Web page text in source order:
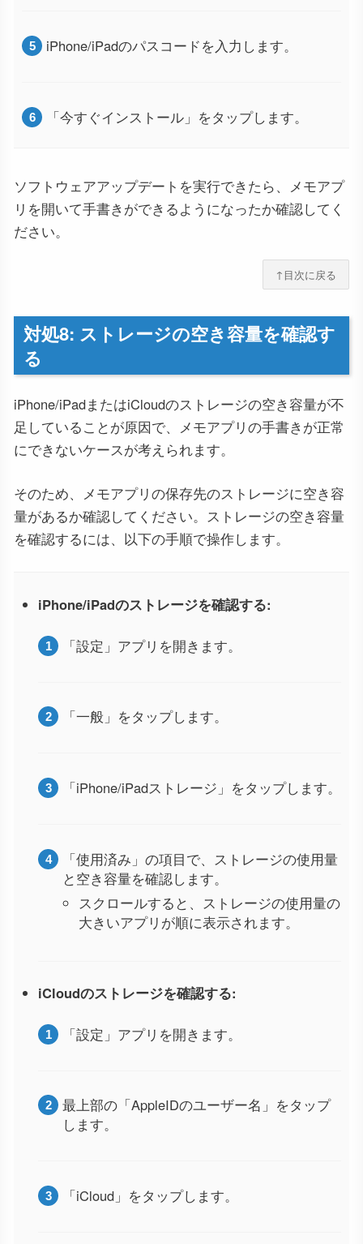
iPhone/iPadのパスコードを入力します。
「今すぐインストール」をタップします。
ソフトウェアアップデートを実行できたら、メモアプ
リを開いて手書きができるようになったか確認してく
ださい。
↑目次に戻る
対処8: ストレージの空き容量を確認す
る
iPhone/iPadまたはiCloudのストレージの空き容量が不
足していることが原因で、メモアプリの手書きが正常
にできないケースが考えられます。
そのため、メモアプリの保存先のストレージに空き容
量があるか確認してください。ストレージの空き容量
を確認するには、以下の手順で操作します。
iPhone/iPadのストレージを確認する:
「設定」アプリを開きます。
「一般」をタップします。
「iPhone/iPadストレージ」をタップします。
「使用済み」の項目で、ストレージの使用量
と空き容量を確認します。
スクロールすると、ストレージの使用量の
大きいアプリが順に表示されます。
iCloudのストレージを確認する:
「設定」アプリを開きます。
最上部の「AppleIDのユーザー名」をタップ
します。
「iCloud」をタップします。